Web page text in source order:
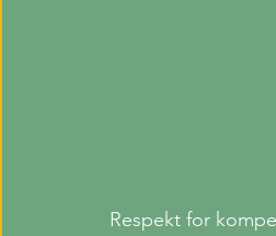
Respekt for